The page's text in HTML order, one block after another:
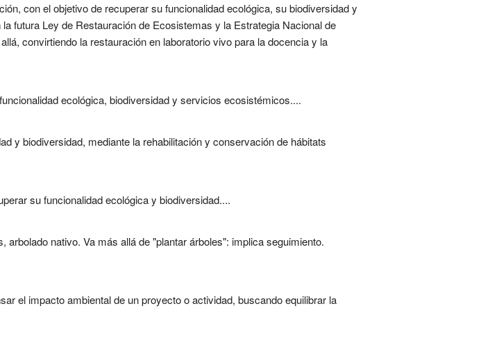
con el objetivo de recuperar su funcionalidad ecológica, su biodiversidad y
futura Ley de Restauración de Ecosistemas y la Estrategia Nacional de
convirtiendo la restauración en laboratorio vivo para la docencia y la
ecológica, biodiversidad y servicios ecosistémicos....
y biodiversidad, mediante la rehabilitación y conservación de hábitats
su funcionalidad ecológica y biodiversidad....
nativo. Va más allá de "plantar árboles": implica seguimiento.
el impacto ambiental de un proyecto o actividad, buscando equilibrar la